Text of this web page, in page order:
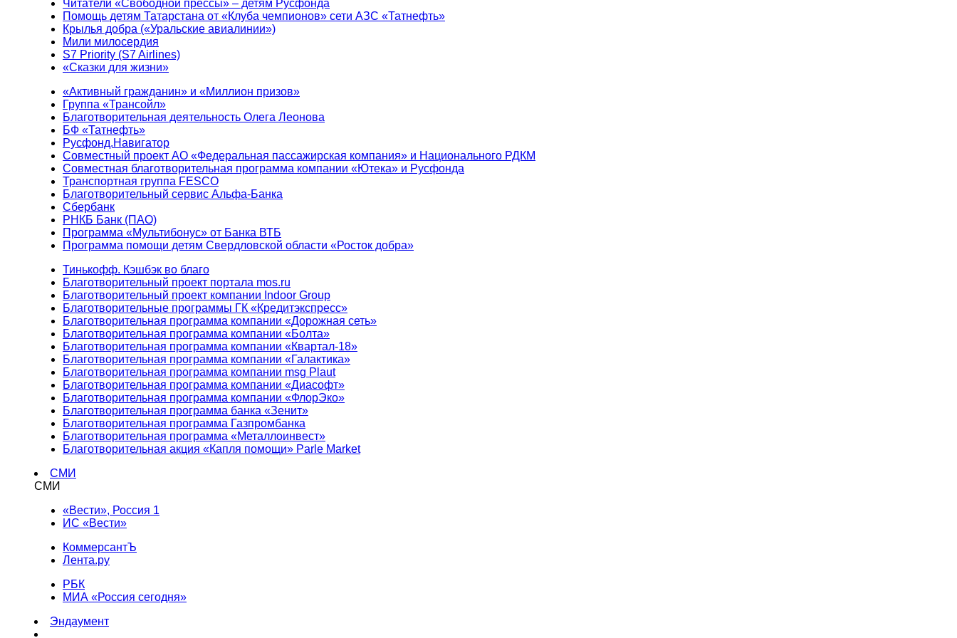
Читатели «Свободной прессы» – детям Русфонда
Помощь детям Татарстана от «Клуба чемпионов» сети АЗС «Татнефть»
Крылья добра («Уральские авиалинии»)
Мили милосердия
S7 Priority (S7 Airlines)
«Сказки для жизни»
«Активный гражданин» и «Миллион призов»
Группа «Трансойл»
Благотворительная деятельность Олега Леонова
БФ «Татнефть»
Русфонд.Навигатор
Совместный проект АО «Федеральная пассажирская компания» и Национального РДКМ
Совместная благотворительная программа компании «Ютека» и Русфонда
Транспортная группа FESCO
Благотворительный сервис Альфа-Банка
Сбербанк
РНКБ Банк (ПАО)
Программа «Мультибонус» от Банка ВТБ
Программа помощи детям Свердловской области «Росток добра»
Тинькофф. Кэшбэк во благо
Благотворительный проект портала mos.ru
Благотворительный проект компании Indoor Group
Благотворительные программы ГК «Кредитэкспресс»
Благотворительная программа компании «Дорожная сеть»
Благотворительная программа компании «Болта»
Благотворительная программа компании «Квартал-18»
Благотворительная программа компании «Галактика»
Благотворительная программа компании msg Plaut
Благотворительная программа компании «Диасофт»
Благотворительная программа компании «ФлорЭко»
Благотворительная программа банка «Зенит»
Благотворительная программа Газпромбанка
Благотворительная программа «Металлоинвест»
Благотворительная акция «Капля помощи» Parle Market
СМИ
СМИ
«Вести», Россия 1
ИС «Вести»
КоммерсантЪ
Лента.ру
РБК
МИА «Россия сегодня»
Эндаумент